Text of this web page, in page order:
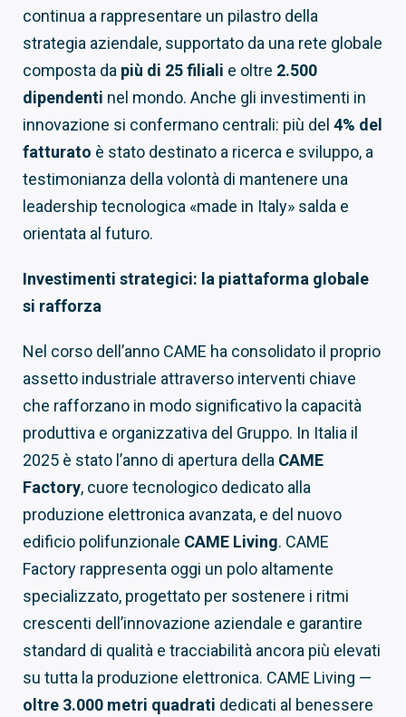
continua a rappresentare un pilastro della
strategia aziendale, supportato da una rete globale
composta da più di 25 filiali e oltre 2.500
dipendenti nel mondo. Anche gli investimenti in
innovazione si confermano centrali: più del 4% del
fatturato è stato destinato a ricerca e sviluppo, a
testimonianza della volontà di mantenere una
leadership tecnologica «made in Italy» salda e
orientata al futuro.
Investimenti strategici: la piattaforma globale
si rafforza
Nel corso dell’anno CAME ha consolidato il proprio
assetto industriale attraverso interventi chiave
che rafforzano in modo significativo la capacità
produttiva e organizzativa del Gruppo. In Italia il
2025 è stato l’anno di apertura della CAME
Factory, cuore tecnologico dedicato alla
produzione elettronica avanzata, e del nuovo
edificio polifunzionale CAME Living. CAME
Factory rappresenta oggi un polo altamente
specializzato, progettato per sostenere i ritmi
crescenti dell’innovazione aziendale e garantire
standard di qualità e tracciabilità ancora più elevati
su tutta la produzione elettronica. CAME Living —
oltre 3.000 metri quadrati dedicati al benessere